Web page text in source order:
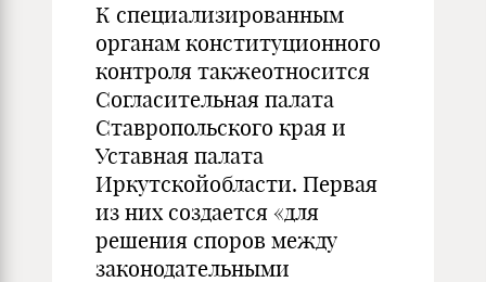
К специализированным
органам конституционного
контроля такжеотносится
Согласительная палата
Ставропольского края и
Уставная палата
Иркутскойобласти. Первая
из них создается «для
решения споров между
законодательными